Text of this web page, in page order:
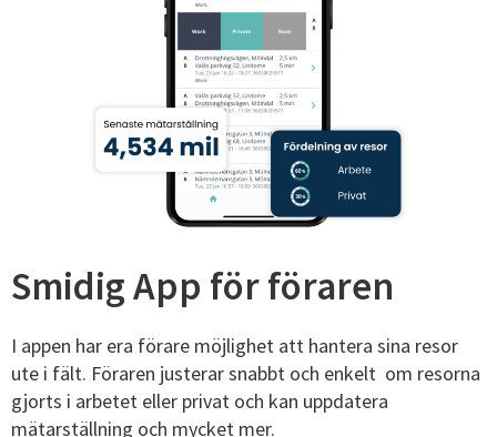
Smidig App för föraren
I appen har era förare möjlighet att hantera sina resor
ute i fält. Föraren justerar snabbt och enkelt om resorna
gjorts i arbetet eller privat och kan uppdatera
mätarställning och mycket mer.